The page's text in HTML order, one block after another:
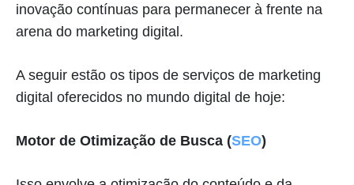
inovação contínuas para permanecer à frente na
arena do marketing digital.
A seguir estão os tipos de serviços de marketing
digital oferecidos no mundo digital de hoje:
Motor de Otimização de Busca (SEO)